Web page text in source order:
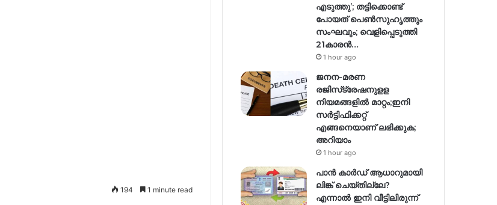
194 1 minute read
എടുത്തു’; തട്ടിക്കൊണ്ട്
പോയത് പെണ്‍സുഹൃത്തും
സംഘവും; വെളിപ്പെടുത്തി
21കാരന്‍…
1 hour ago
ജനന-മരണ
രജിസ്‌ട്രേഷനുളള
നിയമങ്ങളില്‍ മാറ്റം;ഇനി
സര്‍ട്ടിഫിക്കറ്റ്
എങ്ങനെയാണ് ലഭിക്കുക;
അറിയാം
1 hour ago
പാൻ കാർഡ് ആധാറുമായി
ലിങ്ക് ചെയ്തില്ലേ?
എന്നാൽ ഇനി വീട്ടിലിരുന്ന്